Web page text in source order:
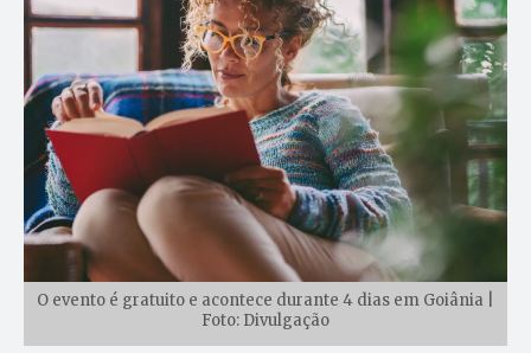
O evento é gratuito e acontece durante 4 dias em Goiânia |
Foto: Divulgação